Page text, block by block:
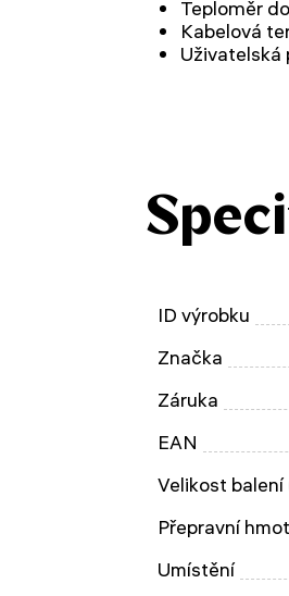
Teploměr
Kabelová
Uživatelská
ID výrobku
Značka
Záruka
EAN
Velikost balení
Přepravní
Umístění